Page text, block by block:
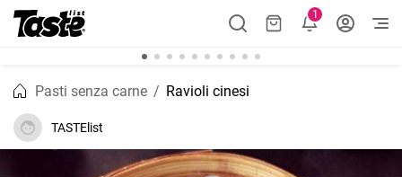
1
Pasti senza carne Ravioli cinesi
TASTElist